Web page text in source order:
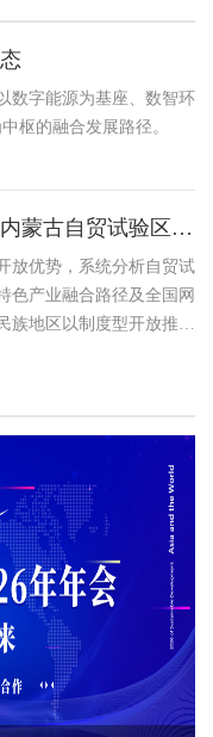
数字能源为基座、数智环
枢的融合发展路径。
向北开放新高地：内蒙古自贸试验区建设与特色产业高质量发展路径
放优势，系统分析自贸试
色产业融合路径及全国网
族地区以制度型开放推动